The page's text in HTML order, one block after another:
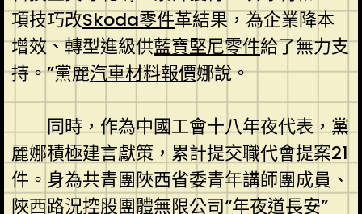
項技巧改Skoda零件革結果，為企業降本
增效、轉型進級供藍寶堅尼零件給了無力支
持。”黨麗汽車材料報價娜說。
同時，作為中國工會十八年夜代表，黨
麗娜積極建言獻策，累計提交職代會提案21
件。身為共青團陜西省委青年講師團成員、
陜西路況控股團體無限公司“年夜道長安”